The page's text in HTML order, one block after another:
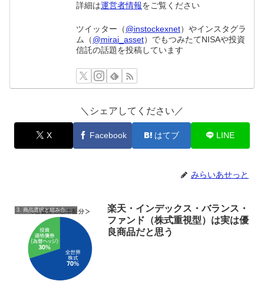
詳細は運営者情報をご覧ください
ツイッター（@instockexnet）やインスタグラ
ム（@mirai_asset）でもつみたてNISAや投資
信託の話題を投稿しています
＼シェアしてください／
X Facebook はてブ LINE
みらいあせっと
3. 商品選択と組み合わせ
楽天・インデックス・バランス・
ファンド（株式重視型）は実は優
良商品だと思う